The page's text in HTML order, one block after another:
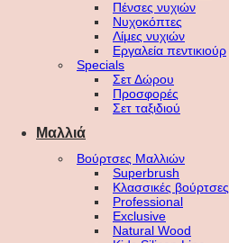
Πένσες νυχιών
Νυχοκόπτες
Λίμες νυχιών
Εργαλεία πεντικιούρ
Specials
Σετ Δώρου
Προσφορές
Σετ ταξιδιού
Μαλλιά
Βούρτσες Μαλλιών
Superbrush
Κλασσικές βούρτσες
Professional
Exclusive
Natural Wood